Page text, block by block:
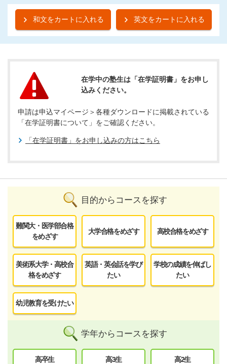
和文をカートに入れる 英文をカートに入れる
在学中の塾生は「在学証明書」をお申し
込みください。
申請は申込マイページ＞各種ダウンロードに掲載されている
「在学証明書について」をご確認ください。
「在学証明書」をお申し込みの方はこちら
目的からコースを探す
難関大・医学部合格
をめざす
大学合格をめざす 高校合格をめざす
美術系大学・高校合
格をめざす
英語・英会話を学び
たい
学校の成績を伸ばし
たい
幼児教育を受けたい
学年からコースを探す
高卒生 高3生 高2生